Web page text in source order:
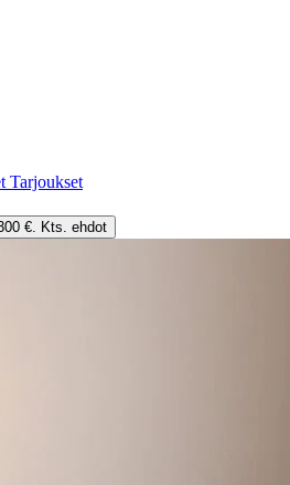
Tarjoukset
€. Kts. ehdot